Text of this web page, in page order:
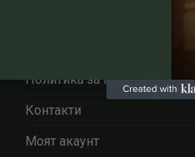
Политика за поверителност
Контакти
Моят акаунт